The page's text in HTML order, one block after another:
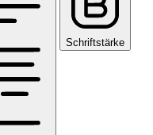
Schriftstärke